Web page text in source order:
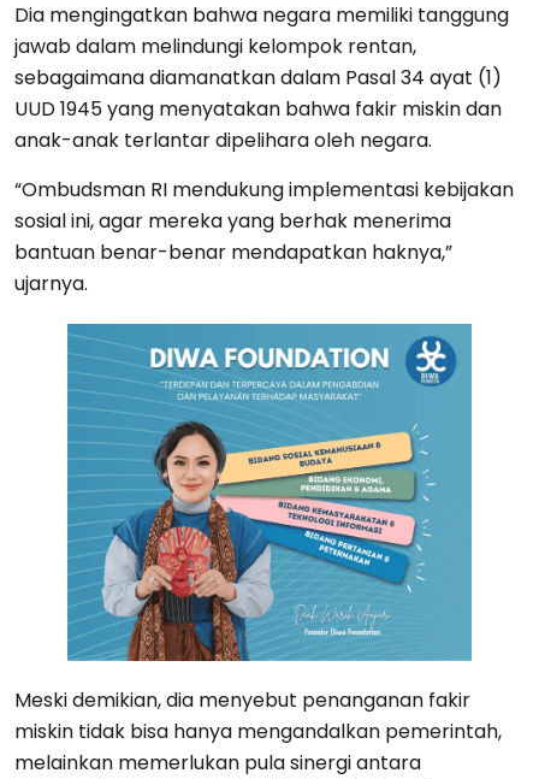
Dia mengingatkan bahwa negara memiliki tanggung
jawab dalam melindungi kelompok rentan,
sebagaimana diamanatkan dalam Pasal 34 ayat (1)
UUD 1945 yang menyatakan bahwa fakir miskin dan
anak-anak terlantar dipelihara oleh negara.
“Ombudsman RI mendukung implementasi kebijakan
sosial ini, agar mereka yang berhak menerima
bantuan benar-benar mendapatkan haknya,”
ujarnya.
Meski demikian, dia menyebut penanganan fakir
miskin tidak bisa hanya mengandalkan pemerintah,
melainkan memerlukan pula sinergi antara